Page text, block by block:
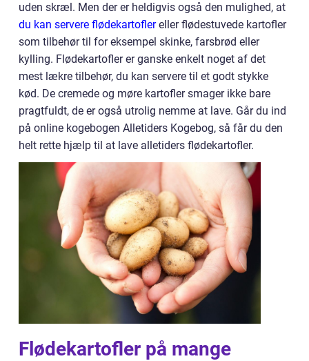
uden skræl. Men der er heldigvis også den mulighed, at
du kan servere flødekartoflereller flødestuvede kartofler
som tilbehør til for eksempel skinke, farsbrød eller
kylling. Flødekartofler er ganske enkelt noget af det
mest lækre tilbehør, du kan servere til et godt stykke
kød. De cremede og møre kartofler smager ikke bare
pragtfuldt, de er også utrolig nemme at lave. Går du ind
på online kogebogen Alletiders Kogebog, så får du den
helt rette hjælp til at lave alletiders flødekartofler.
Flødekartofler på mange